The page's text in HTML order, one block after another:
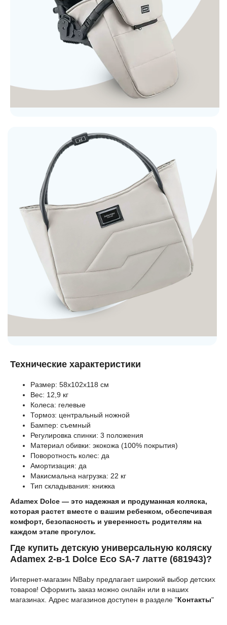
Технические характеристики
Размер: 58х102х118 см
Вес: 12,9 кг
Колеса: гелевые
Тормоз: центральный ножной
Бампер: съемный
Регулировка спинки: 3 положения
Материал обивки: экокожа (100% покрытия)
Поворотность колес: да
Амортизация: да
Макисмальна нагрузка: 22 кг
Тип складывания: книжка
Adamex Dolce — это надежная и продуманная коляска,
которая растет вместе с вашим ребенком, обеспечивая
комфорт, безопасность и уверенность родителям на
каждом этапе прогулок.
Где купить детскую универсальную коляску
Adamex 2-в-1 Dolce Eco SA-7 латте (681943)?
Интернет-магазин NBaby предлагает широкий выбор детских
товаров! Оформить заказ можно онлайн или в наших
магазинах. Адрес магазинов доступен в разделе "Контакты"